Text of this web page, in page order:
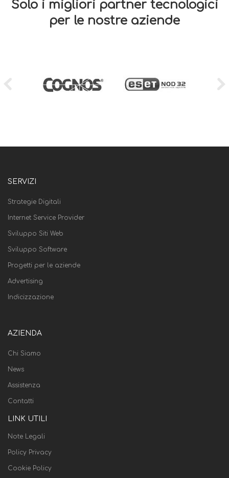
Solo i migliori partner tecnologici
per le nostre aziende
SERVIZI
Strategie Digitali
Internet Service Provider
Sviluppo Siti Web
Sviluppo Software
Progetti per le aziende
Advertising
Indicizzazione
AZIENDA
Chi Siamo
News
Assistenza
Contatti
LINK UTILI
Note Legali
Policy Privacy
Cookie Policy